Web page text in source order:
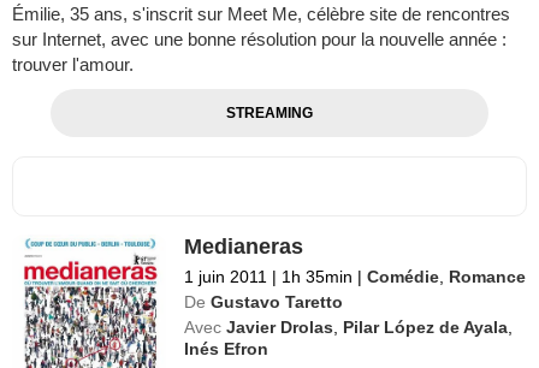
Émilie, 35 ans, s'inscrit sur Meet Me, célèbre site de rencontres
sur Internet, avec une bonne résolution pour la nouvelle année :
trouver l'amour.
STREAMING
Medianeras
1 juin 2011 | 1h 35min | Comédie Romance
De Gustavo Taretto
Avec Javier Drolas Pilar López de Ayala
Inés Efron